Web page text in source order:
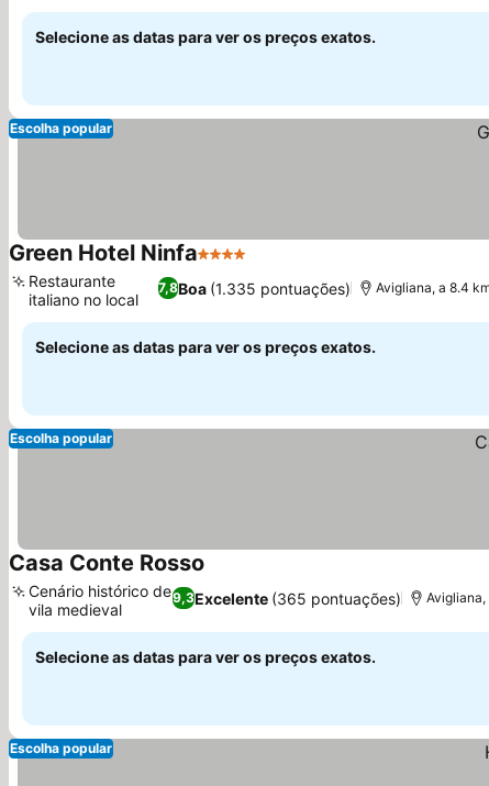
Selecione as datas para ver os preços exatos.
Escolha popular
Green Hotel Ninfa4 Estrelas
7,8Boa (1.335 pontuações)
Restaurante
italiano no local
Avigliana, a 8.4
Selecione as datas para ver os preços exatos.
Escolha popular
Casa Conte Rosso
9,3Excelente (365 pontuações)
Cenário histórico de
vila medieval
Avigliana,
Selecione as datas para ver os preços exatos.
Escolha popular